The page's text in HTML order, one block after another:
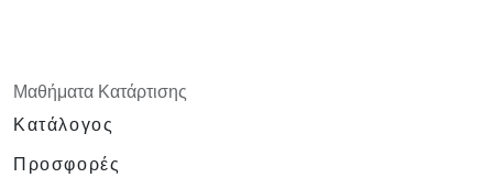
Μαθήματα Κατάρτισης
Κατάλογος
Προσφορές